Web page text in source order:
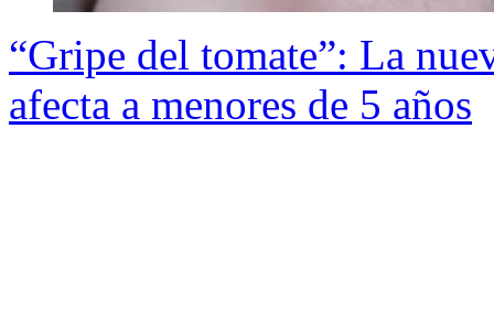
“Gripe del tomate”: La
afecta a menores de 5 años